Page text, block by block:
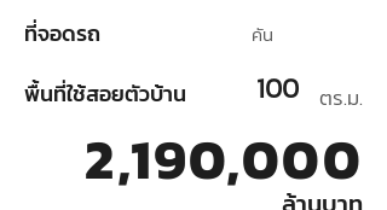
ที่จอดรถ
คัน
พื้นที่ใช้สอยตัวบ้าน 100 ตร.ม.
2,190,000